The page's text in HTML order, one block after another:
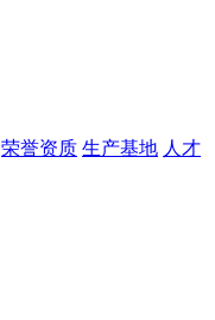
荣誉资质 生产基地 人才